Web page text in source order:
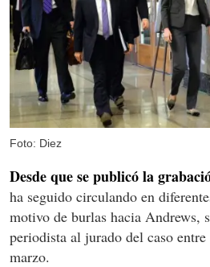
Foto: Diez
Desde que se publicó la
ha seguido circulando en
motivo de burlas hacia Andrews,
periodista al jurado del caso
marzo.